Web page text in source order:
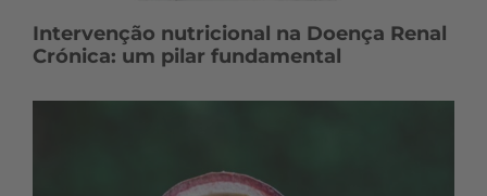
Intervenção nutricional na Doença Renal
Crónica: um pilar fundamental